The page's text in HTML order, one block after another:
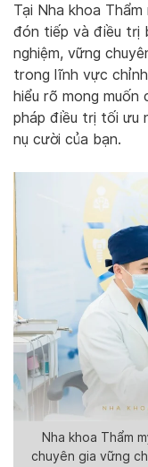
Tại Nha khoa
đón tiếp và điều trị
nghiệm, vững
trong lĩnh vực
hiểu rõ mong muốn
pháp điều trị tối ưu
nụ cười của bạn.
Nha khoa Thẩm
chuyên gia vững